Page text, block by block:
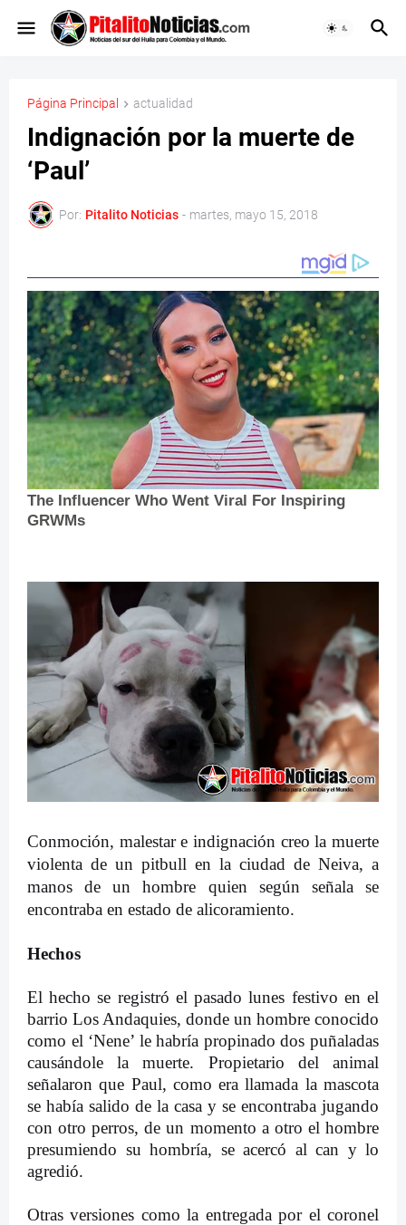
Página Principal actualidad
Indignación por la muerte de
‘Paul’
Por: Pitalito Noticias - martes, mayo 15, 2018
Conmoción, malestar e indignación creo la muerte
violenta de un pitbull en la ciudad de Neiva, a
manos de un hombre quien según señala se
encontraba en estado de alicoramiento.
Hechos
El hecho se registró el pasado lunes festivo en el
barrio Los Andaquies, donde un hombre conocido
como el ‘Nene’ le habría propinado dos puñaladas
causándole la muerte. Propietario del animal
señalaron que Paul, como era llamada la mascota
se había salido de la casa y se encontraba jugando
con otro perros, de un momento a otro el hombre
presumiendo su hombría, se acercó al can y lo
agredió.
Otras versiones como la entregada por el coronel